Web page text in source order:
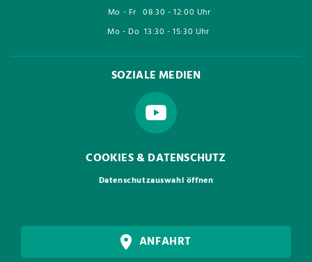
Mo - Fr 08:30 - 12:00 Uhr
Mo - Do 13:30 - 15:30 Uhr
SOZIALE MEDIEN
COOKIES & DATENSCHUTZ
Datenschutzauswahl öffnen
ANFAHRT